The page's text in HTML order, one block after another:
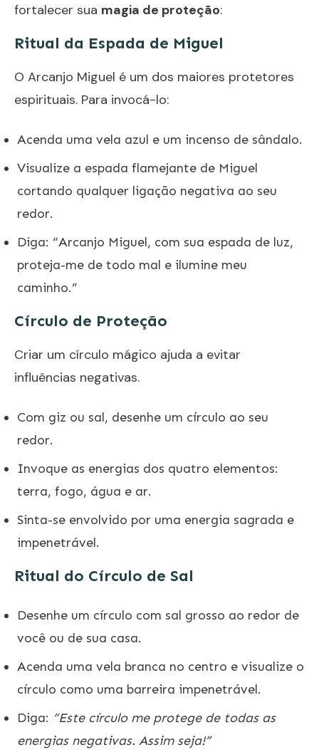
fortalecer sua magia de proteção:
Ritual da Espada de Miguel
O Arcanjo Miguel é um dos maiores protetores
espirituais. Para invocá-lo:
Acenda uma vela azul e um incenso de sândalo.
Visualize a espada flamejante de Miguel
cortando qualquer ligação negativa ao seu
redor.
Diga: “Arcanjo Miguel, com sua espada de luz,
proteja-me de todo mal e ilumine meu
caminho.”
Círculo de Proteção
Criar um círculo mágico ajuda a evitar
influências negativas.
Com giz ou sal, desenhe um círculo ao seu
redor.
Invoque as energias dos quatro elementos:
terra, fogo, água e ar.
Sinta-se envolvido por uma energia sagrada e
impenetrável.
Ritual do Círculo de Sal
Desenhe um círculo com sal grosso ao redor de
você ou de sua casa.
Acenda uma vela branca no centro e visualize o
círculo como uma barreira impenetrável.
Diga: “Este círculo me protege de todas as
energias negativas. Assim seja!”